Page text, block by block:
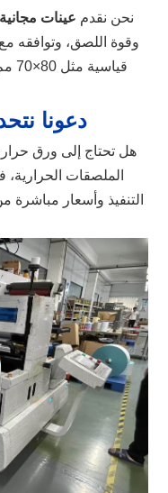
نحن نقدم عينات مجانية
وقوة اللصق، وتوافقه
دعونا
هل تحتاج إلى ورق
الملصقات
التنفيذ وأسعار مباشرة